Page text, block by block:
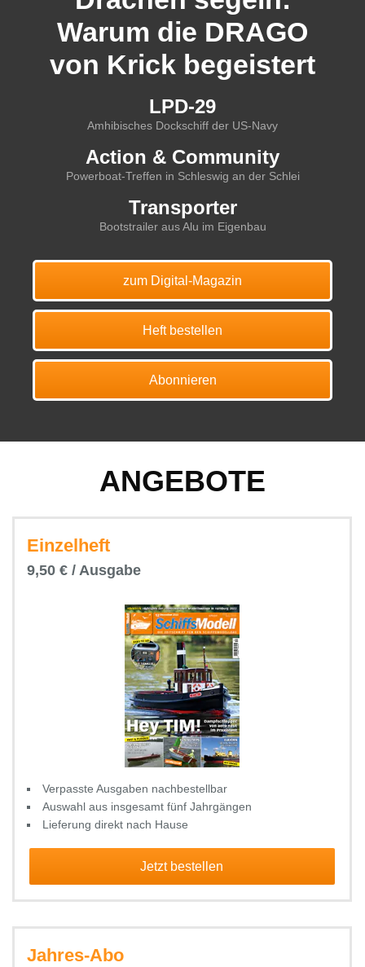
Warum die DRAGO
von Krick begeistert
LPD-29
Amhibisches Dockschiff der US-Navy
Action & Community
Powerboat-Treffen in Schleswig an der Schlei
Transporter
Bootstrailer aus Alu im Eigenbau
zum Digital-Magazin
Heft bestellen
Abonnieren
ANGEBOTE
Einzelheft
9,50 € / Ausgabe
Verpasste Ausgaben nachbestellbar
Auswahl aus insgesamt fünf Jahrgängen
Lieferung direkt nach Hause
Jetzt bestellen
Jahres-Abo